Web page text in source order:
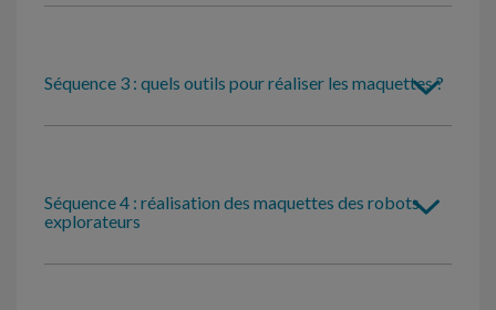
Séquence 3 : quels outils pour réaliser les maquettes ?
Séquence 4 : réalisation des maquettes des robots
explorateurs